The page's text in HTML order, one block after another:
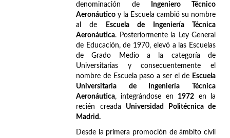
denominación de
Ingeniero Técnico
Aeronáutico y la Escuela cambió su nombre
al de
Escuela de Ingeniería Técnica
Aeronáutica. Posteriormente la Ley General
de Educación, de 1970, elevó a las Escuelas
de Grado Medio a la categoría de
Universitarias y consecuentemente el
nombre de Escuela paso a ser el de Escuela
Universitaria de Ingeniería Técnica
Aeronáutica, integrándose en 1972 en la
recién creada Universidad Politécnica de
Madrid.
Desde la primera promoción de ámbito civil